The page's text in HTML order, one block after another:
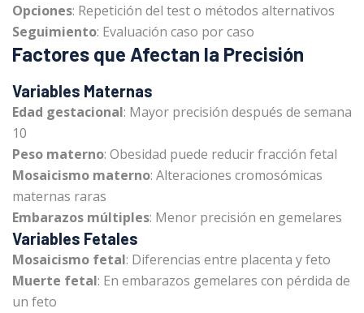
Opciones: Repetición del test o métodos alternativos
Seguimiento: Evaluación caso por caso
Factores que Afectan la Precisión
Variables Maternas
Edad gestacional: Mayor precisión después de semana
10
Peso materno: Obesidad puede reducir fracción fetal
Mosaicismo materno: Alteraciones cromosómicas
maternas raras
Embarazos múltiples: Menor precisión en gemelares
Variables Fetales
Mosaicismo fetal: Diferencias entre placenta y feto
Muerte fetal: En embarazos gemelares con pérdida de
un feto